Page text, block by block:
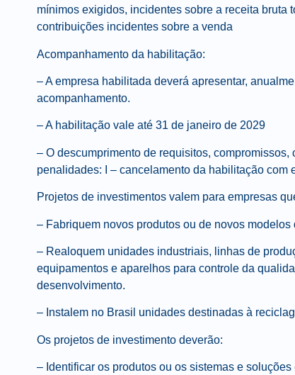
mínimos exigidos, incidentes sobre a receita bruta
contribuições incidentes sobre a venda
Acompanhamento da habilitação:
– A empresa habilitada deverá apresentar,
acompanhamento.
– A habilitação vale até 31 de janeiro de 2029
– O descumprimento de requisitos,
penalidades: I – cancelamento da habilitação com
Projetos de investimentos valem para empresas
– Fabriquem novos produtos ou de novos modelos
– Realoquem unidades industriais, linhas de
equipamentos e aparelhos para controle da
desenvolvimento.
– Instalem no Brasil unidades destinadas à
Os projetos de investimento deverão:
– Identificar os produtos ou os sistemas e